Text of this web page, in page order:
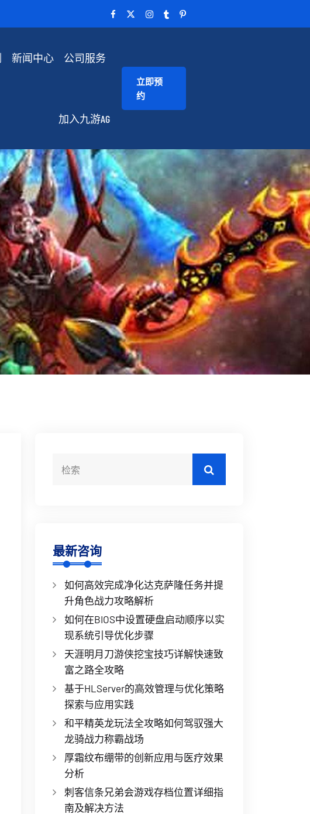
新闻中心 公司服务
加入九游AG
立即预
约
最新咨询
如何高效完成净化达克萨隆任务并提
升角色战力攻略解析
如何在BIOS中设置硬盘启动顺序以实
现系统引导优化步骤
天涯明月刀游侠挖宝技巧详解快速致
富之路全攻略
基于HLServer的高效管理与优化策略
探索与应用实践
和平精英龙玩法全攻略如何驾驭强大
龙骑战力称霸战场
厚霜纹布绷带的创新应用与医疗效果
分析
刺客信条兄弟会游戏存档位置详细指
南及解决方法